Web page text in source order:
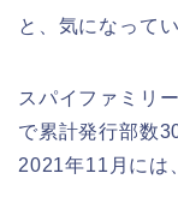
と、気になって
スパイファミリ
で累計発行部数
2021年11月には